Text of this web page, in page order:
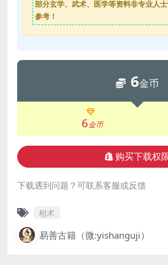
部分玄学、武术、医学等资料非专业人
参考！
6金币
6金币
购买下载权
下载遇到问题？可联系客服或反馈
相术
易善古籍（微:yishanguji）